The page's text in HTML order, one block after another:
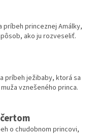
príbeh princeznej Amálky,
ako ju rozveseliť.
príbeh ježibaby, ktorá sa
vznešeného princa.
o chudobnom princovi,